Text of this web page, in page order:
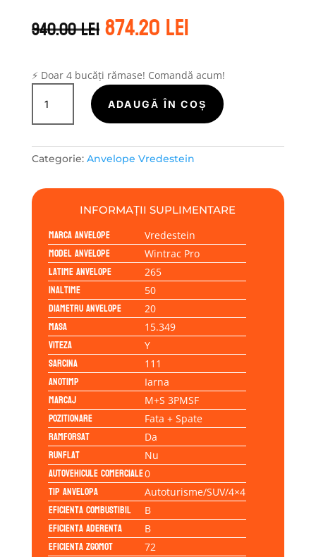
940.00leiPrețul
inițial
fost:
940.00 lei.
874.20leiPrețul
curent
874.20 lei.
⚡ Doar 4 bucăți rămase! Comandă acum!
Cantitate
Vredestein
WINTRAC
265/50R20
ADAUGĂ ÎN COȘ
Categorie: Anvelope Vredestein
INFORMAȚII SUPLIMENTARE
Marca anvelope Vredestein
Model anvelope Wintrac Pro
Latime anvelope 265
Inaltime 50
Diametru anvelope 20
Masa 15.349
Viteza Y
Sarcina 111
Anotimp Iarna
Marcaj M+S 3PMSF
Pozitionare Fata + Spate
Ramforsat Da
Runflat Nu
Autovehicule comerciale0
Tip anvelopa Autoturisme/SUV/4×4
Eficienta Combustibil B
Eficienta Aderenta B
Eficienta Zgomot 72